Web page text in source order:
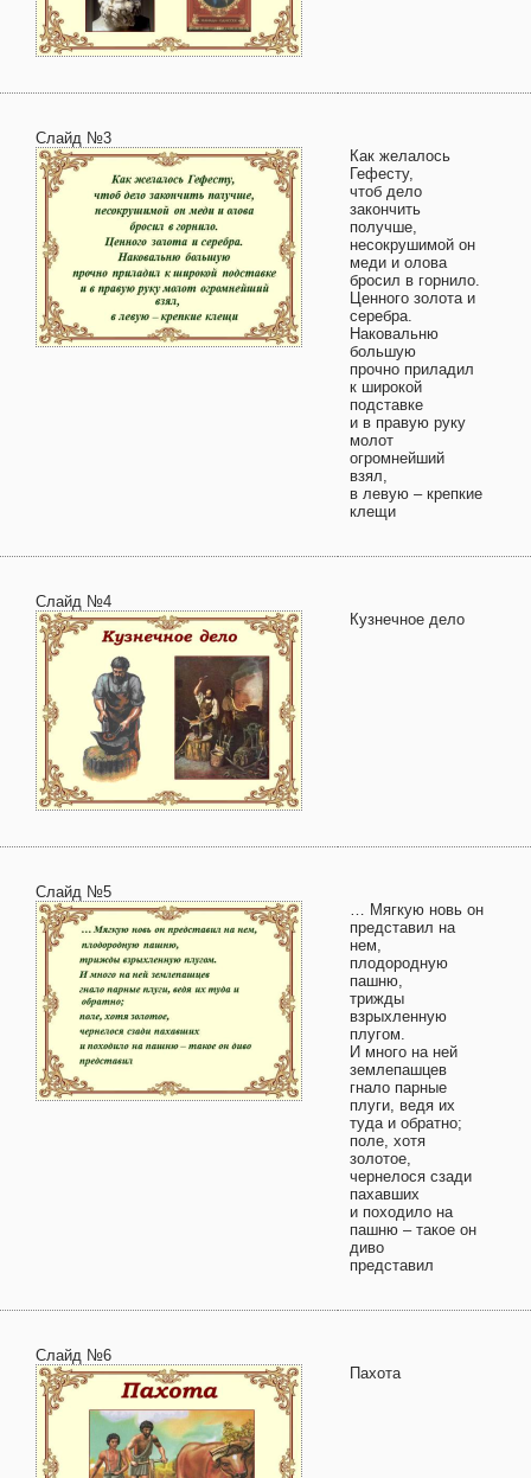
Слайд №3
Как желалось
Гефесту,
чтоб дело
закончить
получше,
несокрушимой он
меди и олова
бросил в горнило.
Ценного золота и
серебра.
Наковальню
большую
прочно приладил
к широкой
подставке
и в правую руку
молот
огромнейший
взял,
в левую – крепкие
клещи
Слайд №4
Кузнечное дело
Слайд №5
… Мягкую новь он
представил на
нем,
плодородную
пашню,
трижды
взрыхленную
плугом.
И много на ней
землепашцев
гнало парные
плуги, ведя их
туда и обратно;
поле, хотя
золотое,
чернелося сзади
пахавших
и походило на
пашню – такое он
диво
представил
Слайд №6
Пахота